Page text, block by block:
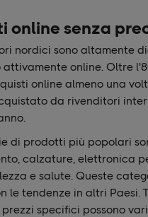
online senza
nordici sono altamente
online. Oltre
online almeno una
da rivenditori
di prodotti più popolari
calzature, elettronica
e salute. Queste
le tendenze in altri Paesi.
specifici possono